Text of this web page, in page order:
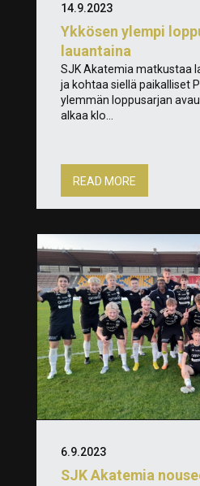
Ykkösen ylempi
lauantaina
14.9.2023
SJK Akatemia matkustaa
ja kohtaa siellä paikalliset
ylemmän loppusarjan
alkaa klo...
READ MORE
SJK Akatemia
6.9.2023